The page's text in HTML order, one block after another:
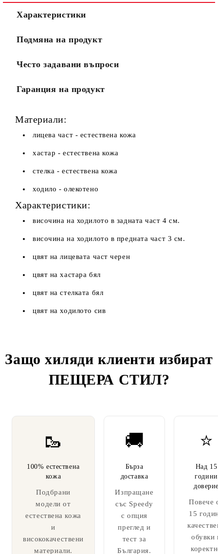
Характеристики
Подмяна на продукт
Често задавани въпроси
Гаранция на продукт
Материали:
лицева част - естествена кожа
хастар - естествена кожа
стелка - естествена кожа
ходило - олекотено
Характеристики:
височина на ходилото в задната част 4 см.
височина на ходилото в предната част 3 см.
цвят на лицевата част черен
цвят на хастара бял
цвят на стелката бял
цвят на ходилото сив
Защо хиляди клиенти избират
ПЕЩЕРА СТИЛ?
🥾
100% естествена
кожа
Подбрани
модели от
естествена кожа
и
висококачествени
материали.
🚚
Бърза
доставка
Изпращане
със Speedy
с опция
преглед и
тест за
България.
⭐
Над 15
години
Повече
15
обувки